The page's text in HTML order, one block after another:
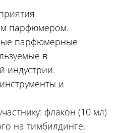
парфюмером.
парфюмерные
в
индустрии.
и
флакон (10 мл)
на тимбилдинге.